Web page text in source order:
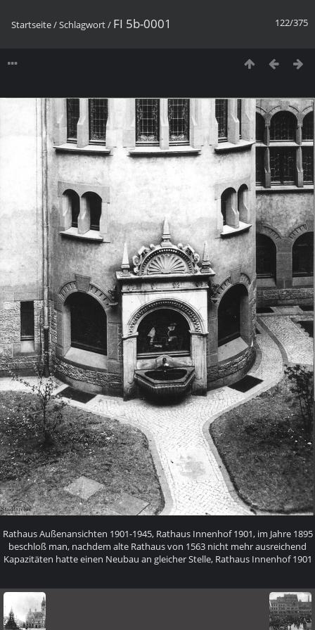
122/375
Startseite/Schlagwort/ FI 5b-0001
Rathaus Außenansichten 1901-1945, Rathaus Innenhof 1901, im Jahre 1895
beschloß man, nachdem alte Rathaus von 1563 nicht mehr ausreichend
Kapazitäten hatte einen Neubau an gleicher Stelle, Rathaus Innenhof 1901